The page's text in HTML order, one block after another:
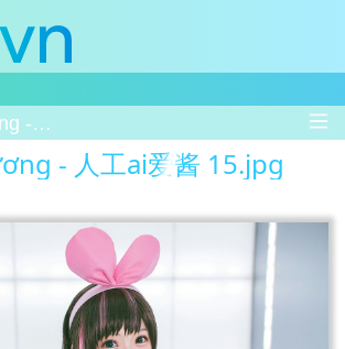
酱 15
- 人工ai爱酱 15.jpg